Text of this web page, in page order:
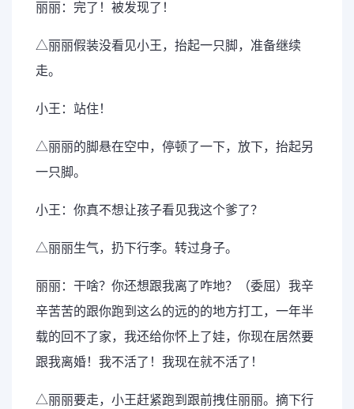
丽丽：完了！被发现了！
△丽丽假装没看见小王，抬起一只脚，准备继续
走。
小王：站住！
△丽丽的脚悬在空中，停顿了一下，放下，抬起另
一只脚。
小王：你真不想让孩子看见我这个爹了？
△丽丽生气，扔下行李。转过身子。
丽丽：干啥？你还想跟我离了咋地？（委屈）我辛
辛苦苦的跟你跑到这么的远的的地方打工，一年半
载的回不了家，我还给你怀上了娃，你现在居然要
跟我离婚！我不活了！我现在就不活了！
△丽丽要走，小王赶紧跑到跟前拽住丽丽。摘下行